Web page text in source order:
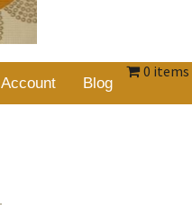
Account Blog
0 items